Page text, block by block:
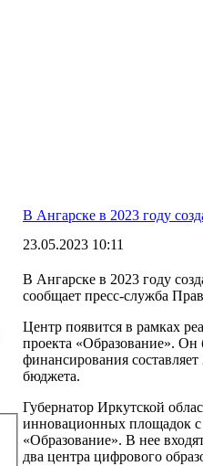
В Ангарске в 2023 году
23.05.2023 10:11
В Ангарске в 2023 году
сообщает пресс-служба
Центр появится в рамках
проекта «Образование».
финансирования
бюджета.
Губернатор Иркутской
инновационных площадок с
«Образование». В нее
два центра цифрового